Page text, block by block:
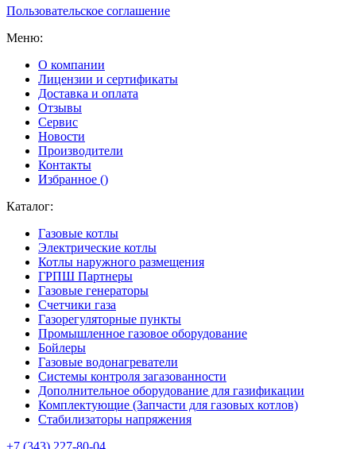
Пользовательское соглашение
Меню:
О компании
Лицензии и сертификаты
Доставка и оплата
Отзывы
Сервис
Новости
Производители
Контакты
Избранное ()
Каталог:
Газовые котлы
Электрические котлы
Котлы наружного размещения
ГРПШ Партнеры
Газовые генераторы
Счетчики газа
Газорегуляторные пункты
Промышленное газовое оборудование
Бойлеры
Газовые водонагреватели
Системы контроля загазованности
Дополнительное оборудование для газификации
Комплектующие (Запчасти для газовых котлов)
Стабилизаторы напряжения